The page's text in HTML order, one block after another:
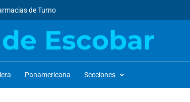
de Turno
de Escobar
Panamericana Secciones